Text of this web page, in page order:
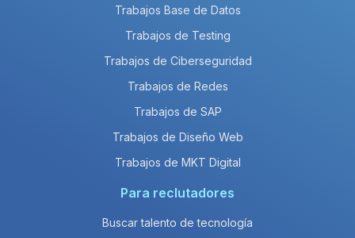
Trabajos Base de Datos
Trabajos de Testing
Trabajos de Ciberseguridad
Trabajos de Redes
Trabajos de SAP
Trabajos de Diseño Web
Trabajos de MKT Digital
Para reclutadores
Buscar talento de tecnología